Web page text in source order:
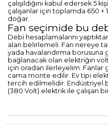
çalışıldığını kabul edersek 5
çalışanlar için toplamda 650 +
doğar.
Fan seçimide bu
Debi hesaplamalarını
alan belirlemeli. Fan nereye
yada havalandırma borusuna
bağlanacak olan elektriğin
için oradan ilerleyelim. Fanlar
cama monte edilir. Ev tipi
tercih edilmelidir. Endüstriyel
(380 Volt) elektrik ile çalışan bir